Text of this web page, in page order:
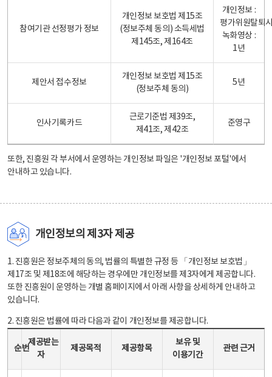
참여기관 선정평가 정보
개인정보 보호법 제15조
(정보주체 동의) 소득세법
제145조, 제164조
개인정보 :
평가위원탈퇴
녹화영상 :
1년
제안서 접수정보
개인정보 보호법 제15조
(정보주체 동의)
5년
인사기록카드
근로기준법 제39조,
제41조, 제42조
준영구
또한, 진흥원 각 부서에서 운영하는 개인정보 파일은 '개인정보 포털'에서
안내하고 있습니다.
개인정보의 제3자 제공
1. 진흥원은 정보주체의 동의, 법률의 특별한 규정 등 「개인정보 보호법」
제17조 및 제18조에 해당하는 경우에만 개인정보를 제3자에게 제공합니다.
또한 진흥원이 운영하는 개별 홈페이지에서 아래 사항을 상세하게 안내하고
있습니다.
2. 진흥원은 법률에 따라 다음과 같이 개인정보를 제공합니다.
순번
제공받는
자
제공목적 제공항목
보유 및
이용기간
관련 근거